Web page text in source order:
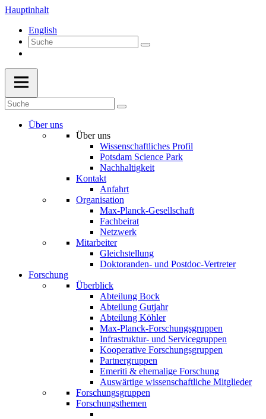
Hauptinhalt
English
Über uns
Über uns
Wissenschaftliches Profil
Potsdam Science Park
Nachhaltigkeit
Kontakt
Anfahrt
Organisation
Max-Planck-Gesellschaft
Fachbeirat
Netzwerk
Mitarbeiter
Gleichstellung
Doktoranden- und Postdoc-Vertreter
Forschung
Überblick
Abteilung Bock
Abteilung Gutjahr
Abteilung Köhler
Max-Planck-Forschungsgruppen
Infrastruktur- und Servicegruppen
Kooperative Forschungsgruppen
Partnergruppen
Emeriti & ehemalige Forschung
Auswärtige wissenschaftliche Mitglieder
Forschungsgruppen
Forschungsthemen